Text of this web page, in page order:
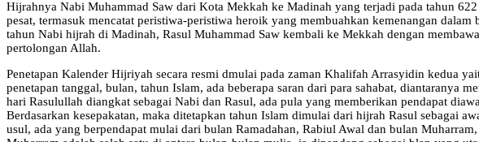
Hijrahnya Nabi Muhammad Saw dari Kota Mekkah ke Madinah yang terjadi pada tahun
pesat, termasuk mencatat peristiwa-peristiwa heroik yang membuahkan kemenangan
tahun Nabi hijrah di Madinah, Rasul Muhammad Saw kembali ke Mekkah dengan
pertolongan Allah.
Penetapan Kalender Hijriyah secara resmi dmulai pada zaman Khalifah Arrasyidin kedua
penetapan tanggal, bulan, tahun Islam, ada beberapa saran dari para sahabat,
hari Rasulullah diangkat sebagai Nabi dan Rasul, ada pula yang memberikan pendapat
Berdasarkan kesepakatan, maka ditetapkan tahun Islam dimulai dari hijrah Rasul sebagai
usul, ada yang berpendapat mulai dari bulan Ramadahan, Rabiul Awal dan bulan